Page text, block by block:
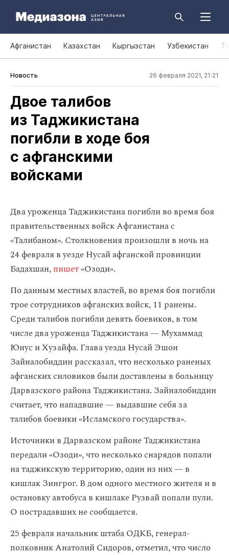
Афганистан Казахстан Кыргызстан Узбекистан
Новость 26 февраля 2021, 21:21
Двое талибов
из Таджикистана
погибли в ходе боя
с афганскими
войсками
Два уроженца Таджикистана погибли во время боя
правительственных войск Афганистана с
«Талибаном». Столкновения произошли в ночь на
24 февраля в уезде Нусай афганской провинции
Бадахшан,пишет«Озоди».
По данным местных властей, во время боя погибли
трое сотрудников афганских войск, 11 ранены.
Среди талибов погибли девять боевиков, в том
числе два уроженца Таджикистана — Мухаммад
Юнус и Хузайфа. Глава уезда Нусай Эшон
Зайналобиддин рассказал, что несколько раненых
афганских силовиков были доставлены в больницу
Дарвазского района Таджикистана. Зайналобиддин
считает, что нападвшие — выдавшие себя за
талибов боевики «Исламского государства».
Источники в Дарвазском районе Таджикистана
передали «Озоди», что несколько снарядов попали
на таджикскую территорию, один из них — в
кишлак Зингрог. В дом одного местного жителя и в
остановку автобуса в кишлаке Рузвай попали пули.
О пострадавших не сообщается.
25 февраля начальник штаба ОДКБ, генерал-
полковник Анатолий Сидоров, отметил, что число